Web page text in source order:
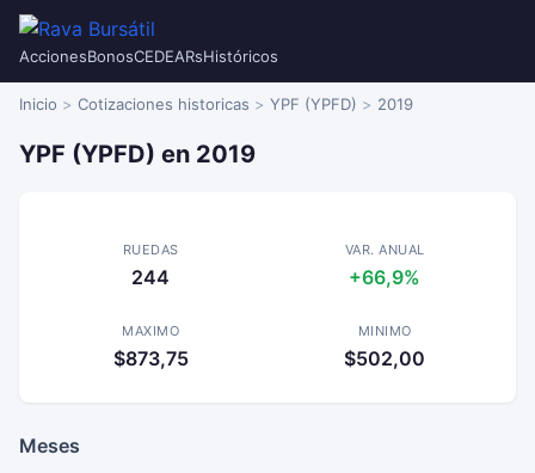
AccionesBonosCEDEARsHistóricos
Inicio Cotizaciones historicas YPF (YPFD) 2019
YPF (YPFD) en 2019
RUEDAS
244
VAR. ANUAL
+66,9%
MAXIMO
$873,75
MINIMO
$502,00
Meses